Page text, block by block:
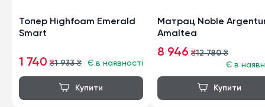
Топер Highfoam Emerald
Smart
1 740 ₴1 933₴ Є в наявності
Матрац Noble
Amaltea
8 946 ₴12 780₴
Є в